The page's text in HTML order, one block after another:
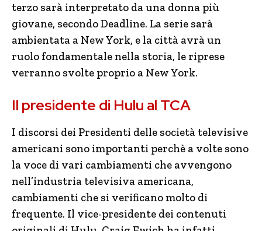
terzo sarà interpretato da una donna più
giovane, secondo Deadline. La serie sarà
ambientata a New York, e la città avrà un
ruolo fondamentale nella storia, le riprese
verranno svolte proprio a New York.
Il presidente di Hulu al TCA
I discorsi dei Presidenti delle società televisive
americani sono importanti perchè a volte sono
la voce di vari cambiamenti che avvengono
nell’industria televisiva americana,
cambiamenti che si verificano molto di
frequente. Il vice-presidente dei contenuti